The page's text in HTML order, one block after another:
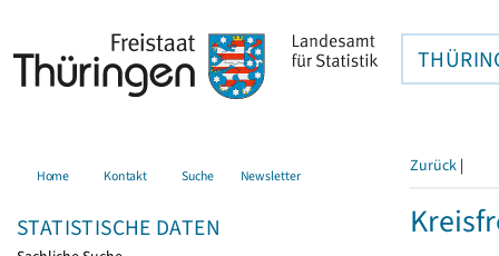
Home Kontakt Suche Newsletter
STATISTISCHE DATEN
Zurück |